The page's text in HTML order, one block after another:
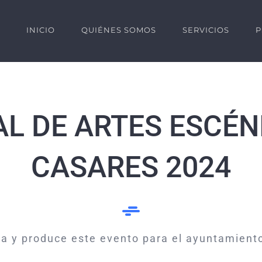
INICIO QUIÉNES SOMOS SERVICIOS
DE ARTES
CASARES 2024
y produce este evento para el